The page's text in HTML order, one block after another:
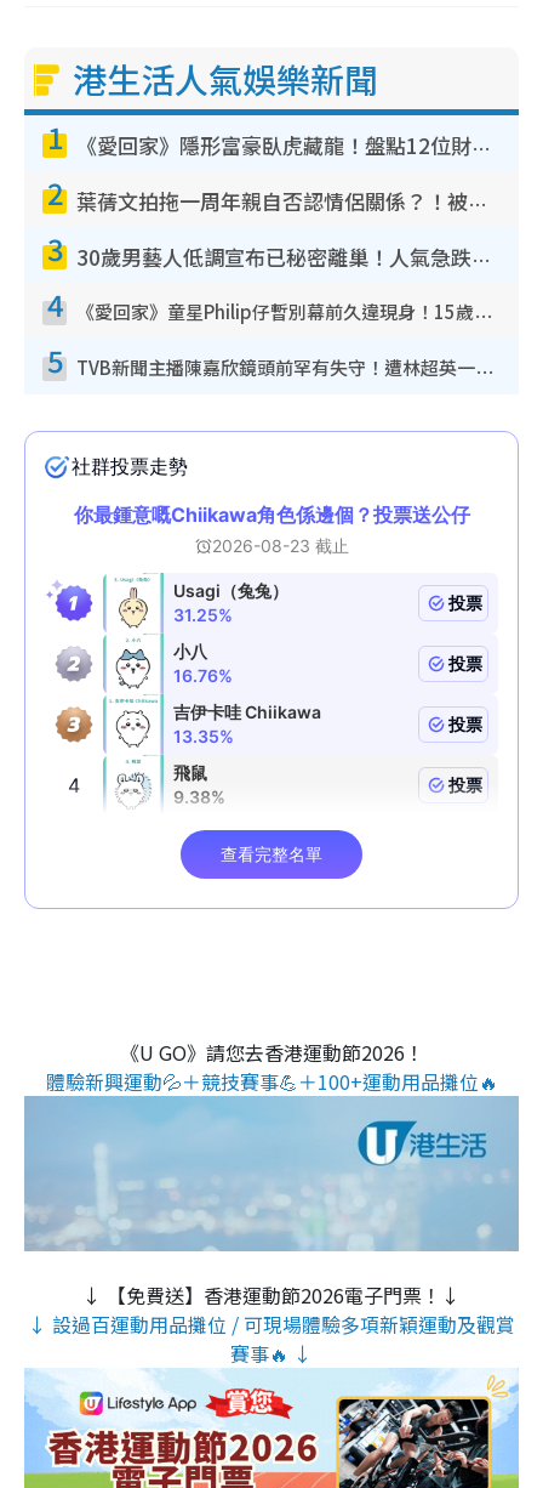
港生活人氣娛樂新聞
1 《愛回家》隱形富豪臥虎藏龍！盤點12位財氣逼人的有錢藝人：呢位靚女3億身家唔憂做
2 葉蒨文拍拖一周年親自否認情侶關係？！被質疑感情造假竟稱GM「普通同事」
3 30歲男藝人低調宣布已秘密離巢！人氣急跌變失蹤人口︰「這幾年過得並不容易」
4 《愛回家》童星Philip仔暫別幕前久違現身！15歲近況暴風長高蛻變帥氣少男
5 TVB新聞主播陳嘉欣鏡頭前罕有失守！遭林超英一句說話突襲嚇親當場大笑
《U GO》請您去香港運動節2026！
體驗新興運動💦＋競技賽事💪＋100+運動用品攤位🔥
↓ 【免費送】香港運動節2026電子門票！↓
↓ 設過百運動用品攤位 / 可現場體驗多項新穎運動及觀賞
賽事🔥 ↓